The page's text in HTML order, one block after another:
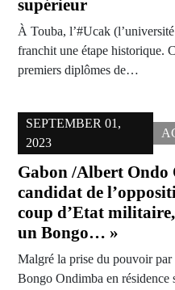
supérieur
À Touba, l’#Ucak
franchit une étape historique.
premiers diplômes de…
SEPTEMBER 01,
2023
Gabon /Albert Ondo
candidat de
coup d’Etat
un Bongo… »
Malgré la prise du pouvoir
Bongo Ondimba en résidence